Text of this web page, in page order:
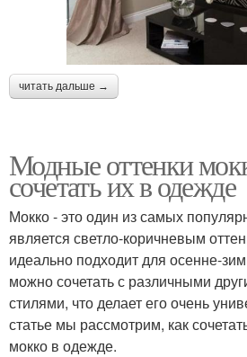
читать дальше →
Модные оттенки
сочетать их в одежде
Мокко - это один из самых
является светло-коричневым
идеально подходит для осенне-
можно сочетать с различными
стилями, что делает его очень
статье мы рассмотрим, как
мокко в одежде.